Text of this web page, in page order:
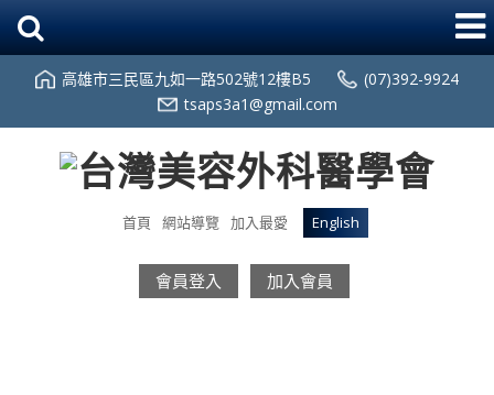
高雄市三民區九如一路502號12樓B5
(07)392-9924
tsaps3a1@gmail.com
首頁 網站導覽 加入最愛 English
會員登入 加入會員